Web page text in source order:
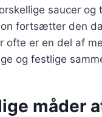
saucer og
fortsætter den
ofte er en del af
og festlige
måder